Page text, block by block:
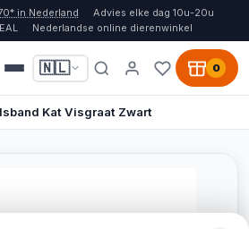
in Nederland
Advies elke dag 10u-20u
Nederlandse online dierenwinkel
🇳🇱 0
Kat Visgraat Zwart